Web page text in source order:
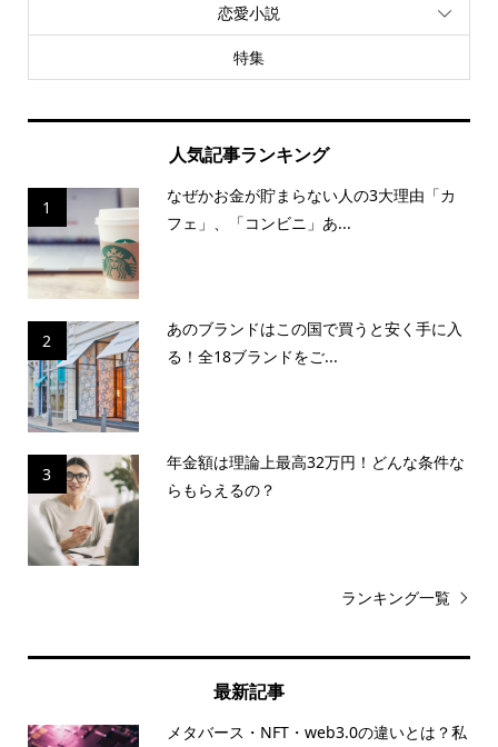
恋愛小説
特集
人気記事ランキング
1
なぜかお金が貯まらない人の3大理由「カ
フェ」、「コンビニ」あ...
2
あのブランドはこの国で買うと安く手に入
る！全18ブランドをご...
3
年金額は理論上最高32万円！どんな条件な
らもらえるの？
ランキング一覧
最新記事
メタバース・NFT・web3.0の違いとは？私